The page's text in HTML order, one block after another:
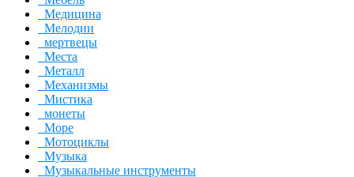
Медицина
Мелодии
мертвецы
Места
Металл
Механизмы
Мистика
монеты
Море
Мотоциклы
Музыка
Музыкальные инструменты